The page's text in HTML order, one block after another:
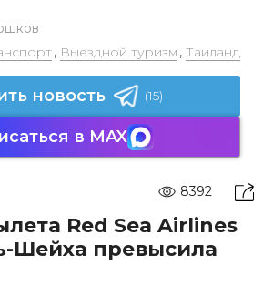
, Выездной туризм , Таиланд
новость (15)
в MAX
8392
Red Sea Airlines
Шейха превысила